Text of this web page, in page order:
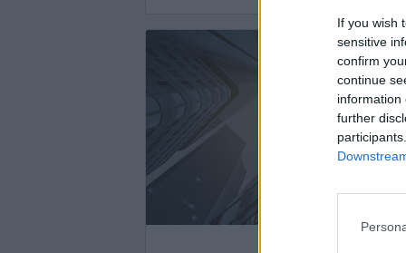
If you wish
sensitive
confirm
continue
information
further